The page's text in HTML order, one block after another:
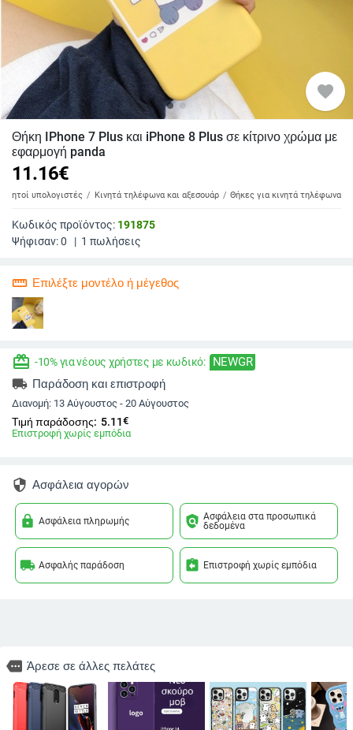
favorite
Θήκη IPhone 7 Plus και iPhone 8 Plus σε κίτρινο χρώμα με
εφαρμογή panda
11.16€
υπολογιστές Κινητά τηλέφωνα και αξεσουάρ Θήκες για κινητά τηλέφωνα
Κωδικός προϊόντος: 191875
Ψήφισαν:0 | 1 πωλήσεις
straighten Επιλέξτε μοντέλο ή μέγεθος
redeem -10% για νέους χρήστες με κωδικό: NEWGR
local_shipping Παράδοση και επιστροφή
Διανομή: 13 Αύγουστος - 20 Αύγουστος
Τιμή παράδοσης: 5.11€
Επιστροφή χωρίς εμπόδια
security Ασφάλεια αγορών
lock Ασφάλεια πληρωμής policy Ασφάλεια στα προσωπικά
δεδομένα
local_shipping Ασφαλής παράδοση assignment_return Επιστροφή χωρίς εμπόδια
more Άρεσε σε άλλες πελάτες